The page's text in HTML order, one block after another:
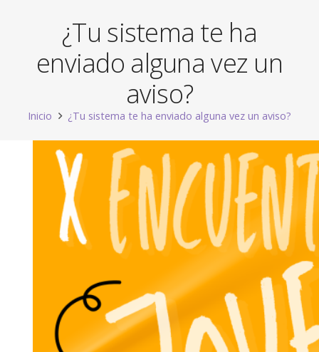
¿Tu sistema te ha
enviado alguna vez un
aviso?
Inicio ¿Tu sistema te ha enviado alguna vez un aviso?